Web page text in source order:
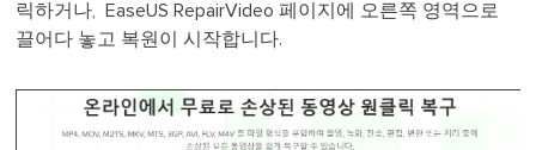
릭하거나, EaseUS RepairVideo 페이지에 오른쪽 영역으로
끌어다 놓고 복원이 시작합니다.